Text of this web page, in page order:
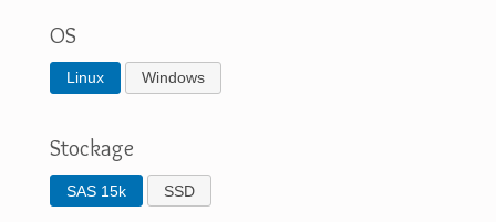
OS
Linux Windows
Stockage
SAS 15k SSD